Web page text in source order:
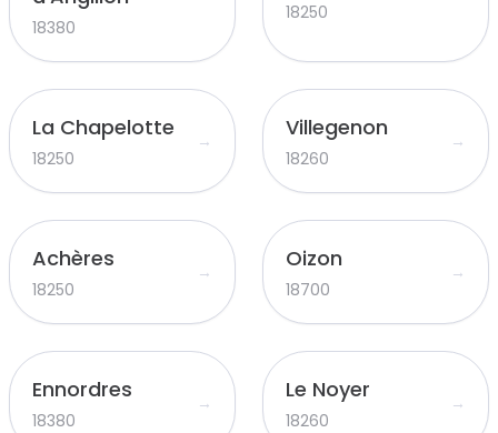
18380
18250
La Chapelotte
18250
→ Villegenon
18260
→
Achères
18250
→ Oizon
18700
→
Ennordres
18380
→ Le Noyer
18260
→